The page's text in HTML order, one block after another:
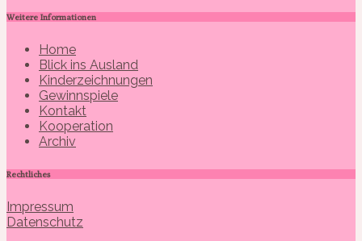
Weitere Informationen
Home
Blick ins Ausland
Kinderzeichnungen
Gewinnspiele
Kontakt
Kooperation
Archiv
Rechtliches
Impressum
Datenschutz